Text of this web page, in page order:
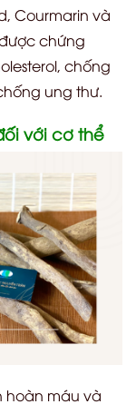
Courmarin và
chứng
chống
ung thư.
với cơ thể
hoàn máu và